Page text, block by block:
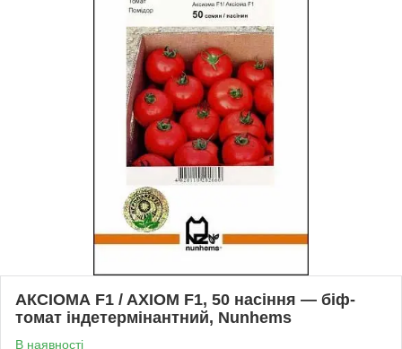
АКСІОМА F1 / AXIOM F1, 50 насіння — біф-
томат індетермінантний, Nunhems
В наявності